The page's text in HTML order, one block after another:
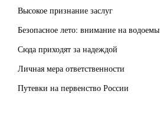
Высокое признание заслуг
Безопасное лето: внимание на водоемы
Сюда приходят за надеждой
Личная мера ответственности
Путевки на первенство России